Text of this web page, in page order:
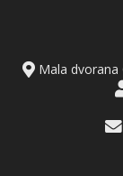
Mala dvorana